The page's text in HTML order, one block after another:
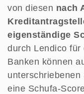
von diesen nach
eigenständige
durch Lendico für
Banken können
unterschriebenen
eine Schufa-